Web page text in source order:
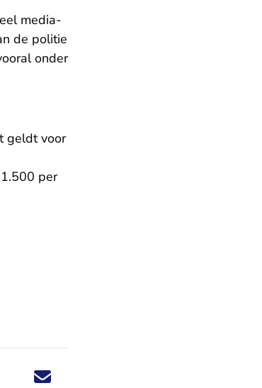
media-
de politie
onder
geldt voor
per
Deel dit nieuwsbericht via X - U verlaat
Deel dit nieuwsbericht via Facebook - U
Deel dit nieuwsbericht via e-mail
Deel dit nieuwsbericht via LinkedIn - U